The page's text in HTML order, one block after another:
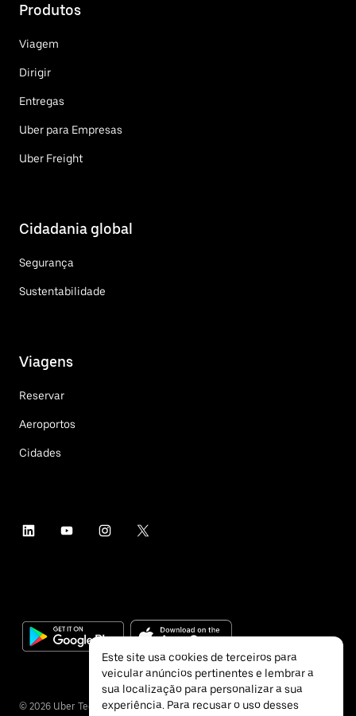
Produtos
Viagem
Dirigir
Entregas
Uber para Empresas
Uber Freight
Cidadania global
Segurança
Sustentabilidade
Viagens
Reservar
Aeroportos
Cidades
© 2026 Uber Technologies Inc.
Este site usa cookies de terceiros para
veicular anúncios pertinentes e lembrar a
sua localização para personalizar a sua
experiência. Para recusar o uso desses